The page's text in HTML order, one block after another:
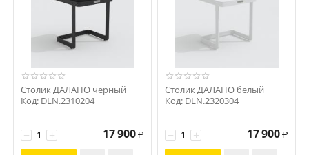
Столик ДАЛАНО черный
Код: DLN.2310204
+
− 17 900 Р
Столик ДАЛАНО белый
Код: DLN.2320304
+
− 17 900 Р